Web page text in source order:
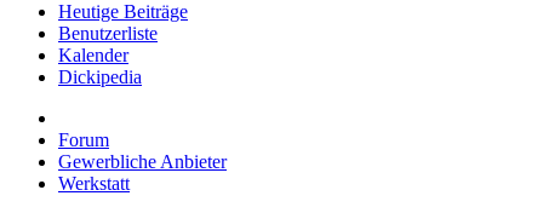
Heutige Beiträge
Benutzerliste
Kalender
Dickipedia
Forum
Gewerbliche Anbieter
Werkstatt